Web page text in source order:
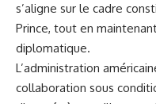
s’aligne sur le cadre
Prince, tout en
diplomatique.
L’administration
collaboration sous